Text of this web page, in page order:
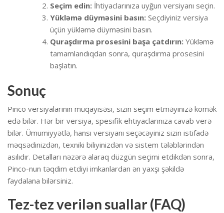
Seçim edin: İhtiyaclarınıza uyğun versiyanı seçin.
Yükləmə düyməsini basın: Seçdiyiniz versiya
üçün yükləmə düyməsini basın.
Quraşdırma prosesini başa çatdırın: Yükləmə
tamamlandıqdan sonra, quraşdırma prosesini
başlatın.
Sonuç
Pinco versiyalarının müqayisəsi, sizin seçim etməyinizə kömək
edə bilər. Hər bir versiya, spesifik ehtiyaclarınıza cavab verə
bilər. Ümumiyyətlə, hansı versiyanı seçəcəyiniz sizin istifadə
məqsədinizdən, texniki biliyinizdən və sistem tələblərindən
asılıdır. Detalları nəzərə alaraq düzgün seçimi etdikdən sonra,
Pinco-nun təqdim etdiyi imkanlardan ən yaxşı şəkildə
faydalana bilərsiniz.
Tez-tez verilən suallar (FAQ)